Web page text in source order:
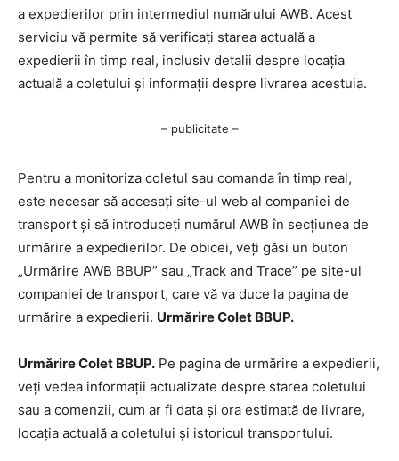
a expedierilor prin intermediul numărului AWB. Acest
serviciu vă permite să verificați starea actuală a
expedierii în timp real, inclusiv detalii despre locația
actuală a coletului și informații despre livrarea acestuia.
– publicitate –
Pentru a monitoriza coletul sau comanda în timp real,
este necesar să accesați site-ul web al companiei de
transport și să introduceți numărul AWB în secțiunea de
urmărire a expedierilor. De obicei, veți găsi un buton
„Urmărire AWB BBUP” sau „Track and Trace” pe site-ul
companiei de transport, care vă va duce la pagina de
urmărire a expedierii. Urmărire Colet BBUP.
Urmărire Colet BBUP. Pe pagina de urmărire a expedierii,
veți vedea informații actualizate despre starea coletului
sau a comenzii, cum ar fi data și ora estimată de livrare,
locația actuală a coletului și istoricul transportului.